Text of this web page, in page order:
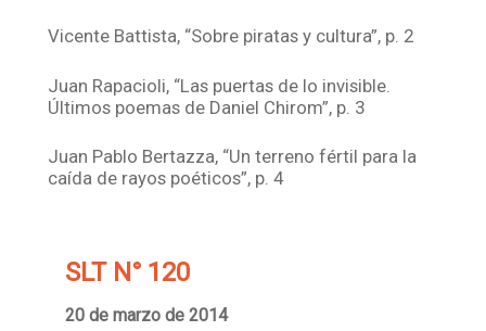
Vicente Battista, “Sobre piratas y cultura”, p. 2
Juan Rapacioli, “Las puertas de lo invisible.
Últimos poemas de Daniel Chirom”, p. 3
Juan Pablo Bertazza, “Un terreno fértil para la
caída de rayos poéticos”, p. 4
SLT N° 120
20 de marzo de 2014